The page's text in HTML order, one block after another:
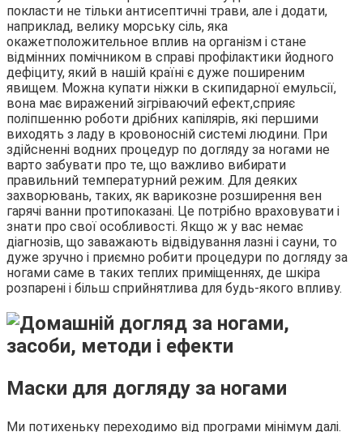
покласти не тільки антисептичні трави, але і додати,
наприклад, велику морську сіль, яка
окажетположительное вплив на організм і стане
відмінних помічником в справі профілактики йодного
дефіциту, який в нашій країні є дуже поширеним
явищем. Можна купати ніжки в скипидарної емульсії,
вона має виражений зігріваючий ефект,сприяє
поліпшенню роботи дрібних капілярів, які першими
виходять з ладу в кровоносній системі людини. При
здійсненні водних процедур по догляду за ногами не
варто забувати про те, що важливо вибирати
правильний температурний режим. Для деяких
захворювань, таких, як варикозне розширення вен
гарячі ванни протипоказані. Це потрібно враховувати і
знати про свої особливості. Якщо ж у вас немає
діагнозів, що заважають відвідування лазні і сауни, то
дуже зручно і приємно робити процедури по догляду за
ногами саме в таких теплих приміщеннях, де шкіра
розпарені і більш сприйнятлива для будь-якого впливу.
Маски для догляду за ногами
Ми потихеньку переходимо від програми мінімум далі.